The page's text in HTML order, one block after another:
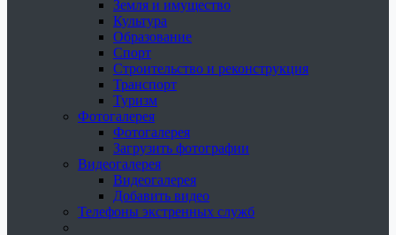
Земля и имущество
Культура
Образование
Спорт
Строительство и реконструкция
Транспорт
Туризм
Фотогалерея
Фотогалерея
Загрузить фотографии
Видеогалерея
Видеогалерея
Добавить видео
Телефоны экстренных служб